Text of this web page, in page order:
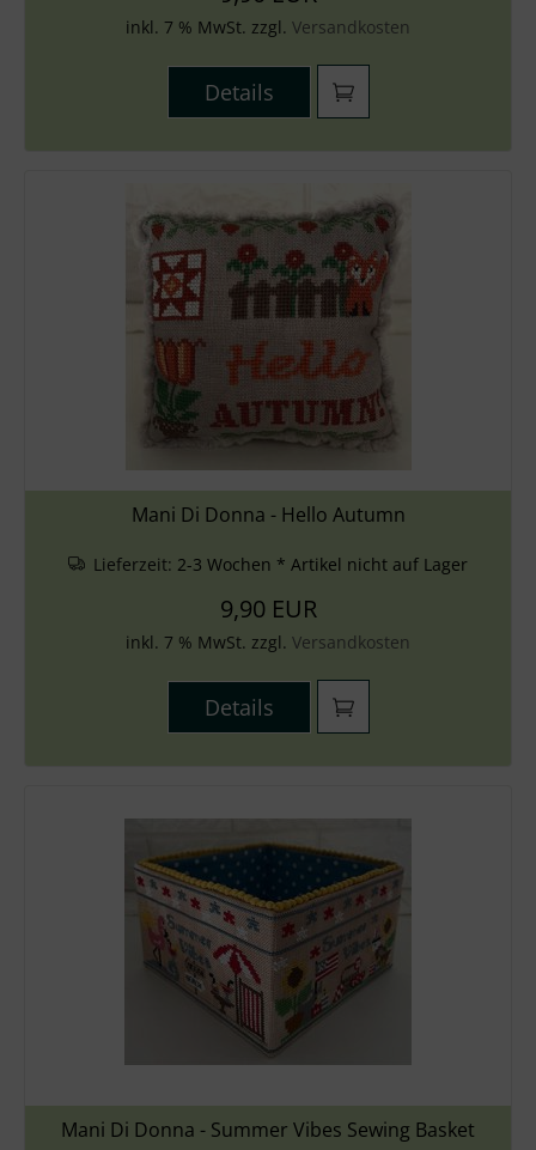
inkl. 7 % MwSt. zzgl. Versandkosten
Details
Mani Di Donna - Hello Autumn
Lieferzeit: 2-3 Wochen * Artikel nicht auf Lager
9,90 EUR
inkl. 7 % MwSt. zzgl. Versandkosten
Details
Mani Di Donna - Summer Vibes Sewing Basket